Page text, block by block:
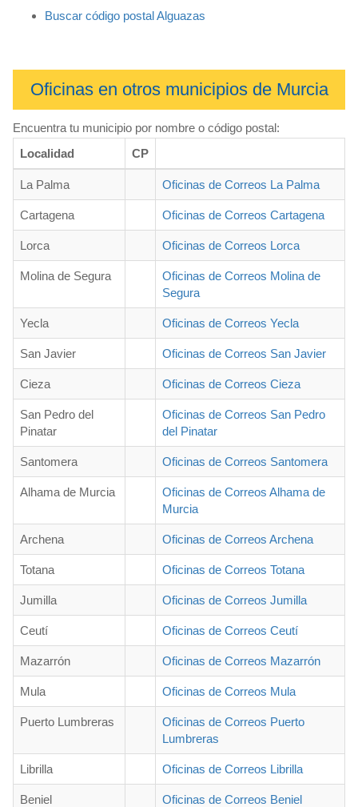
Buscar código postal Alguazas
Oficinas en otros municipios de Murcia
Encuentra tu municipio por nombre o código postal:
Localidad
CP
La Palma Oficinas de Correos La Palma
Cartagena Oficinas de Correos Cartagena
Lorca Oficinas de Correos Lorca
Molina de Segura
Oficinas de Correos Molina de
Segura
Yecla Oficinas de Correos Yecla
San Javier Oficinas de Correos San Javier
Cieza Oficinas de Correos Cieza
San Pedro del
Pinatar
Oficinas de Correos San Pedro
del Pinatar
Santomera Oficinas de Correos Santomera
Alhama de Murcia
Oficinas de Correos Alhama de
Murcia
Archena Oficinas de Correos Archena
Totana Oficinas de Correos Totana
Jumilla Oficinas de Correos Jumilla
Ceutí Oficinas de Correos Ceutí
Mazarrón Oficinas de Correos Mazarrón
Mula Oficinas de Correos Mula
Puerto Lumbreras
Oficinas de Correos Puerto
Lumbreras
Librilla Oficinas de Correos Librilla
Beniel Oficinas de Correos Beniel